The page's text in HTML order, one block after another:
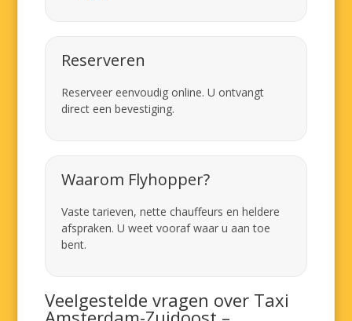
Reserveren
Reserveer eenvoudig online. U ontvangt
direct een bevestiging.
Waarom Flyhopper?
Vaste tarieven, nette chauffeurs en heldere
afspraken. U weet vooraf waar u aan toe
bent.
Veelgestelde vragen over Taxi